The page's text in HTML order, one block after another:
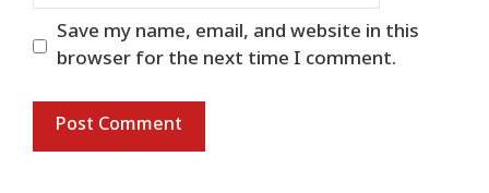
Save my name, email, and website in this
browser for the next time I comment.